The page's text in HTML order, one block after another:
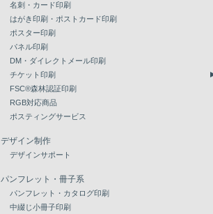
名刺・カード印刷
はがき印刷・ポストカード印刷
ポスター印刷
パネル印刷
DM・ダイレクトメール印刷
チケット印刷
FSC®森林認証印刷
RGB対応商品
ポスティングサービス
デザイン制作
デザインサポート
パンフレット・冊子系
パンフレット・カタログ印刷
中綴じ小冊子印刷